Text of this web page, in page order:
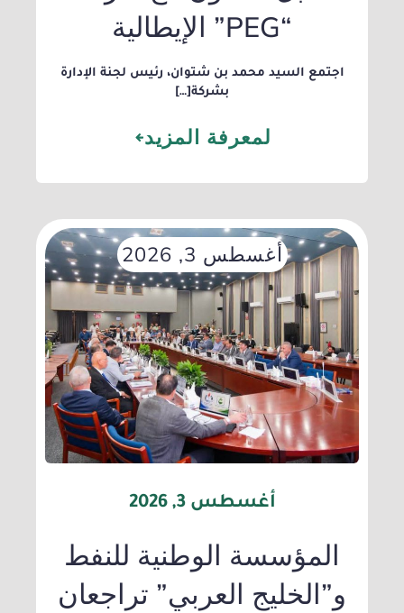
“PEG” الإيطالية
​اجتمع السيد محمد بن شتوان، رئيس لجنة الإدارة
بشركة[…]
لمعرفة المزيد
أغسطس 3, 2026
أغسطس 3, 2026
المؤسسة الوطنية للنفط
و”الخليج العربي” تراجعان